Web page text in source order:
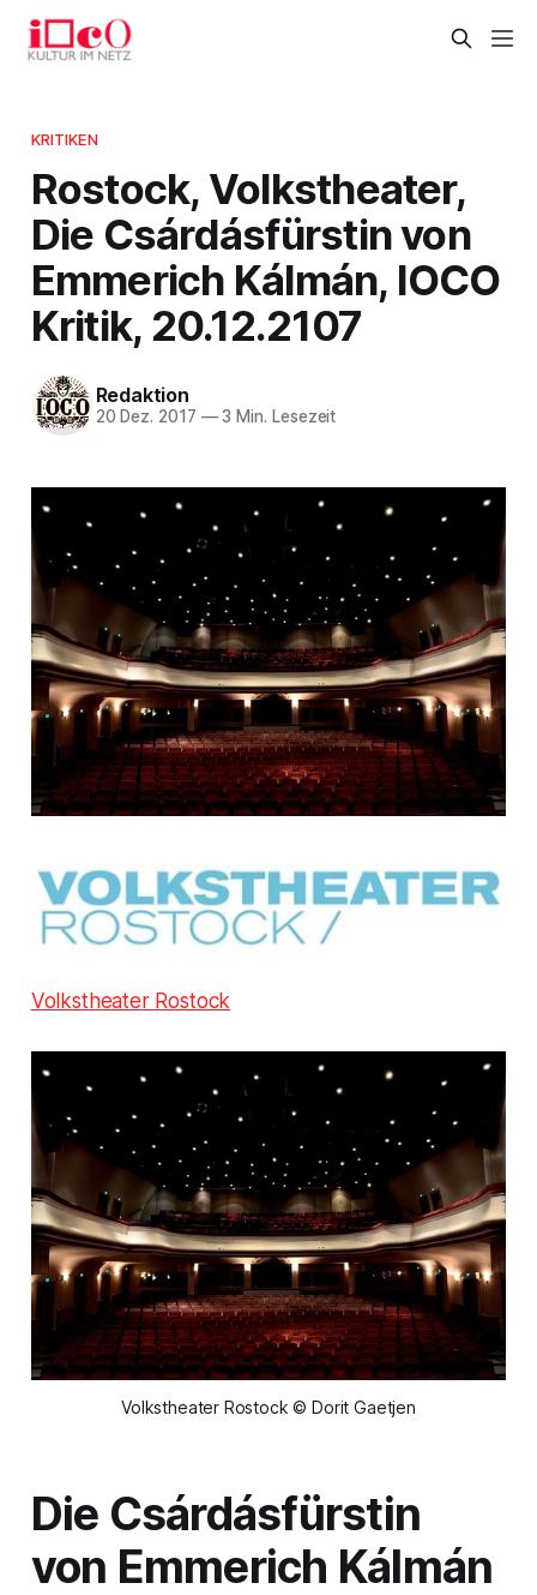
KRITIKEN
Rostock, Volkstheater,
Die Csárdásfürstin von
Emmerich Kálmán, IOCO
Kritik, 20.12.2107
Redaktion
20 Dez. 2017 —3 Min. Lesezeit
Volkstheater Rostock
Volkstheater Rostock © Dorit Gaetjen
Die Csárdásfürstin
von Emmerich Kálmán